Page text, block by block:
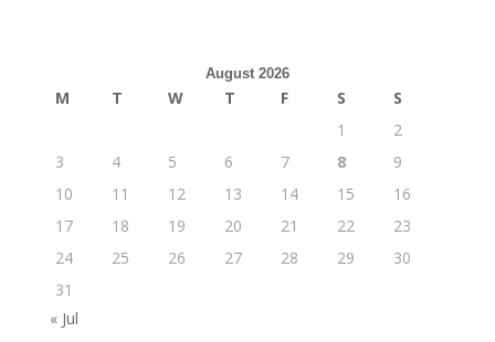
August 2026
M T W T F S
S
1
2
3
4 5 6 7 8
9
10
11 12 13 14 15
16
17
18 19 20 21 22
23
24
25 26 27 28 29
30
31
« Jul